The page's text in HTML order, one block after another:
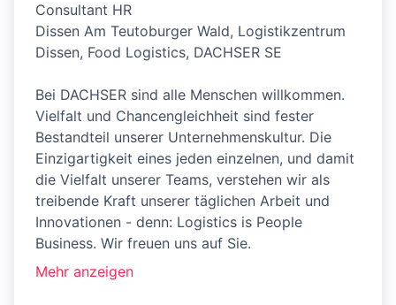
Consultant HR
Dissen Am Teutoburger Wald, Logistikzentrum
Dissen, Food Logistics, DACHSER SE
Bei DACHSER sind alle Menschen willkommen.
Vielfalt und Chancengleichheit sind fester
Bestandteil unserer Unternehmenskultur. Die
Einzigartigkeit eines jeden einzelnen, und damit
die Vielfalt unserer Teams, verstehen wir als
treibende Kraft unserer täglichen Arbeit und
Innovationen - denn: Logistics is People
Business. Wir freuen uns auf Sie.
Mehr anzeigen